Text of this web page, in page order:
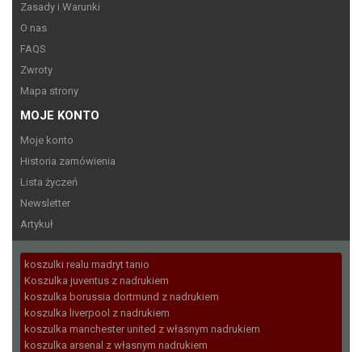
Zasady i Warunki
O nas
FAQS
Zwroty
Mapa strony
MOJE KONTO
Moje konto
Historia zamówienia
Lista życzeń
Newsletter
Artykuł
koszulki realu madryt tanio
Koszulka juventus z nadrukiem
koszulka borussia dortmund z nadrukiem
koszulka liverpool z nadrukiem
koszulka manchester united z własnym nadrukiem
koszulka arsenal z własnym nadrukiem